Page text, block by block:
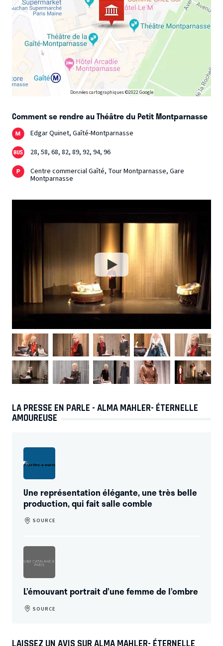
Données cartographiques ©2022 Google
Comment se rendre au Théâtre du Petit Montparnasse
Edgar Quinet, Gaîté-Montparnasse
28, 58, 68, 82, 89, 92, 94, 96
Centre commercial Gaîté, Tour Montparnasse, Gare
Montparnasse
LA PRESSE EN PARLE - ALMA MAHLER- ÉTERNELLE
AMOUREUSE
Une représentation élégante, une très belle
production, qui fait salle comble
SOURCE
L’émouvant portrait d’une femme de l’ombre
SOURCE
LAISSEZ UN AVIS SUR ALMA MAHLER- ÉTERNELLE